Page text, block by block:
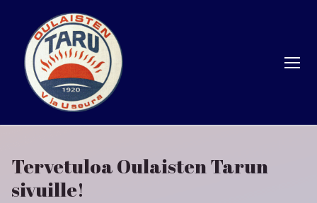
sisältöön
Tervetuloa Oulaisten Tarun
sivuille!